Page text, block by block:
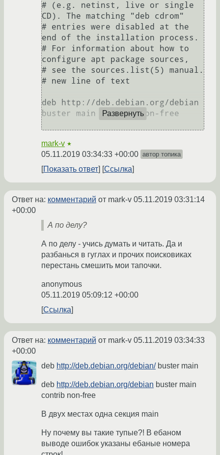
# (e.g. netinst, live or single
CD). The matching "deb cdrom"
# entries were disabled at the
end of the installation process.
# For information about how to
configure apt package sources,
# see the sources.list(5) manual.
# new line of text
deb http://deb.debian.org/debian
buster main contrib non-free
Развернуть
mark-v ★
05.11.2019 03:34:33 +00:00 автор топика
Показать ответ Ссылка
Ответ на: комментарий от mark-v 05.11.2019 03:31:14
+00:00
А по делу?
А по делу - учись думать и читать. Да и
разбанься в гуглах и прочих поисковиках
перестань смешить мои тапочки.
anonymous
05.11.2019 05:09:12 +00:00
Ссылка
Ответ на: комментарий от mark-v 05.11.2019 03:34:33
+00:00
deb http://deb.debian.org/debian/buster main
deb http://deb.debian.org/debian buster main
contrib non-free
В двух местах одна секция main
Ну почему вы такие тупые?! В ебаном
выводе ошибок указаны ебаные номера